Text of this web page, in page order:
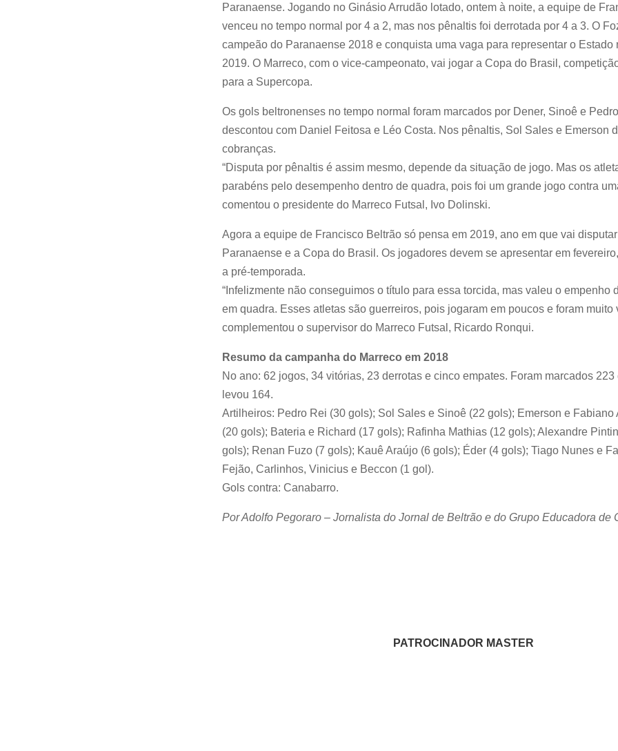
Paranaense. Jogando no Ginásio Arrudão lotado, ontem à noite, a equipe de
venceu no tempo normal por 4 a 2, mas nos pênaltis foi derrotada por 4 a 3. O
campeão do Paranaense 2018 e conquista uma vaga para representar o Estado
2019. O Marreco, com o vice-campeonato, vai jogar a Copa do Brasil,
para a Supercopa.
Os gols beltronenses no tempo normal foram marcados por Dener, Sinoê e
descontou com Daniel Feitosa e Léo Costa. Nos pênaltis, Sol Sales e Emerson
cobranças.
“Disputa por pênaltis é assim mesmo, depende da situação de jogo. Mas os
parabéns pelo desempenho dentro de quadra, pois foi um grande jogo contra
comentou o presidente do Marreco Futsal, Ivo Dolinski.
Agora a equipe de Francisco Beltrão só pensa em 2019, ano em que vai
Paranaense e a Copa do Brasil. Os jogadores devem se apresentar em
a pré-temporada.
“Infelizmente não conseguimos o título para essa torcida, mas valeu o empenho
em quadra. Esses atletas são guerreiros, pois jogaram em poucos e foram muito
complementou o supervisor do Marreco Futsal, Ricardo Ronqui.
Resumo da campanha do Marreco em 2018
No ano: 62 jogos, 34 vitórias, 23 derrotas e cinco empates. Foram marcados
levou 164.
Artilheiros: Pedro Rei (30 gols); Sol Sales e Sinoê (22 gols); Emerson e Fabiano
(20 gols); Bateria e Richard (17 gols); Rafinha Mathias (12 gols); Alexandre
gols); Renan Fuzo (7 gols); Kauê Araújo (6 gols); Éder (4 gols); Tiago Nunes e
Fejão, Carlinhos, Vinicius e Beccon (1 gol).
Gols contra: Canabarro.
Por Adolfo Pegoraro – Jornalista do Jornal de Beltrão e do Grupo Educadora de
PATROCINADOR MASTER